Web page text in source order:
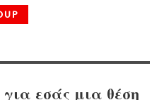
εσάς μια θέση